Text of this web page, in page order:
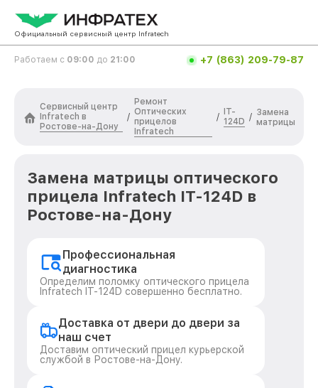
Официальный сервисный центр Infratech
Работаем с 09:00 до 21:00 +7 (863) 209-79-87
Сервисный центр
Infratech в
Ростове-на-Дону
/
Ремонт
Оптических
прицелов
Infratech
/
IT-
124D / Замена
матрицы
Замена матрицы оптического
прицела Infratech IT-124D в
Ростове-на-Дону
Профессиональная
диагностика
Определим поломку оптического прицела
Infratech IT-124D совершенно бесплатно.
Доставка от двери до двери за
наш счет
Доставим оптический прицел курьерской
службой в Ростове-на-Дону.